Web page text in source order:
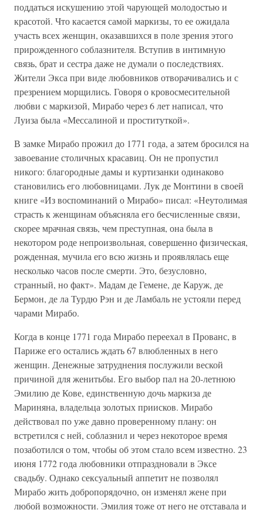
поддаться искушению этой чарующей молодостью и
красотой. Что касается самой маркизы, то ее ожидала
участь всех женщин, оказавшихся в поле зрения этого
прирожденного соблазнителя. Вступив в интимную
связь, брат и сестра даже не думали о последствиях.
Жители Экса при виде любовников отворачивались и с
презрением морщились. Говоря о кровосмесительной
любви с маркизой, Мирабо через 6 лет написал, что
Луиза была «Мессалиной и проституткой».
В замке Мирабо прожил до 1771 года, а затем бросился на
завоевание столичных красавиц. Он не пропустил
никого: благородные дамы и куртизанки одинаково
становились его любовницами. Лук де Монтини в своей
книге «Из воспоминаний о Мирабо» писал: «Неутолимая
страсть к женщинам объясняла его бесчисленные связи,
скорее мрачная связь, чем преступная, она была в
некотором роде непроизвольная, совершенно физическая,
рожденная, мучила его всю жизнь и проявлялась еще
несколько часов после смерти. Это, безусловно,
странный, но факт». Мадам де Гемене, де Каруж, де
Бермон, де ла Турдю Рэн и де Ламбаль не устояли перед
чарами Мирабо.
Когда в конце 1771 года Мирабо переехал в Прованс, в
Париже его остались ждать 67 влюбленных в него
женщин. Денежные затруднения послужили веской
причиной для женитьбы. Его выбор пал на 20-летнюю
Эмилию де Кове, единственную дочь маркиза де
Мариняна, владельца золотых приисков. Мирабо
действовал по уже давно проверенному плану: он
встретился с ней, соблазнил и через некоторое время
позаботился о том, чтобы об этом стало всем известно. 23
июня 1772 года любовники отпраздновали в Эксе
свадьбу. Однако сексуальный аппетит не позволял
Мирабо жить добропорядочно, он изменял жене при
любой возможности. Эмилия тоже от него не отставала и